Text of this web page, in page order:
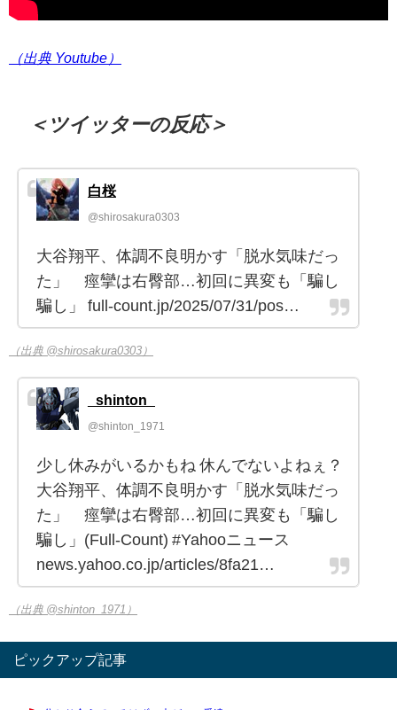
（出典 Youtube）
＜ツイッターの反応＞
白桜
@shirosakura0303
大谷翔平、体調不良明かす「脱水気味だっ
た」 痙攣は右臀部…初回に異変も「騙し
騙し」 full-count.jp/2025/07/31/pos…
（出典 @shirosakura0303）
_shinton_
@shinton_1971
少し休みがいるかもね 休んでないよねぇ？
大谷翔平、体調不良明かす「脱水気味だっ
た」 痙攣は右臀部…初回に異変も「騙し
騙し」(Full-Count) #Yahooニュース
news.yahoo.co.jp/articles/8fa21…
（出典 @shinton_1971）
ピックアップ記事